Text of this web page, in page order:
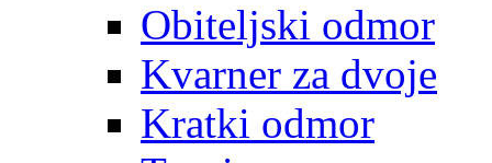
Obiteljski odmor
Kvarner za dvoje
Kratki odmor